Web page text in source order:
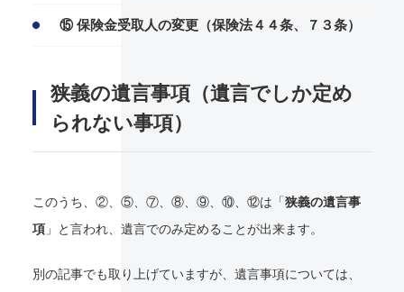
⑮ 保険金受取人の変更（保険法４４条、７３条）
狭義の遺言事項（遺言でしか定め
られない事項）
このうち、②、⑤、⑦、⑧、⑨、⑩、⑫は「狭義の遺言事
項」と言われ、遺言でのみ定めることが出来ます。
別の記事でも取り上げていますが、遺言事項については、